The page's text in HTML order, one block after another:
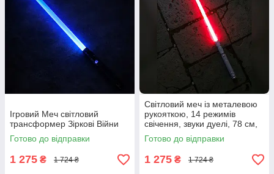
Ігровий Меч світловий
трансформер Зіркові Війни
Готово до відправки
1 275 ₴ 1 724 ₴
Світловий меч із металевою
рукояткою, 14 режимів
свічення, звуки дуелі, 78 см,
лазерний меч Зіркові війни
Готово до відправки
1 275 ₴ 1 724 ₴